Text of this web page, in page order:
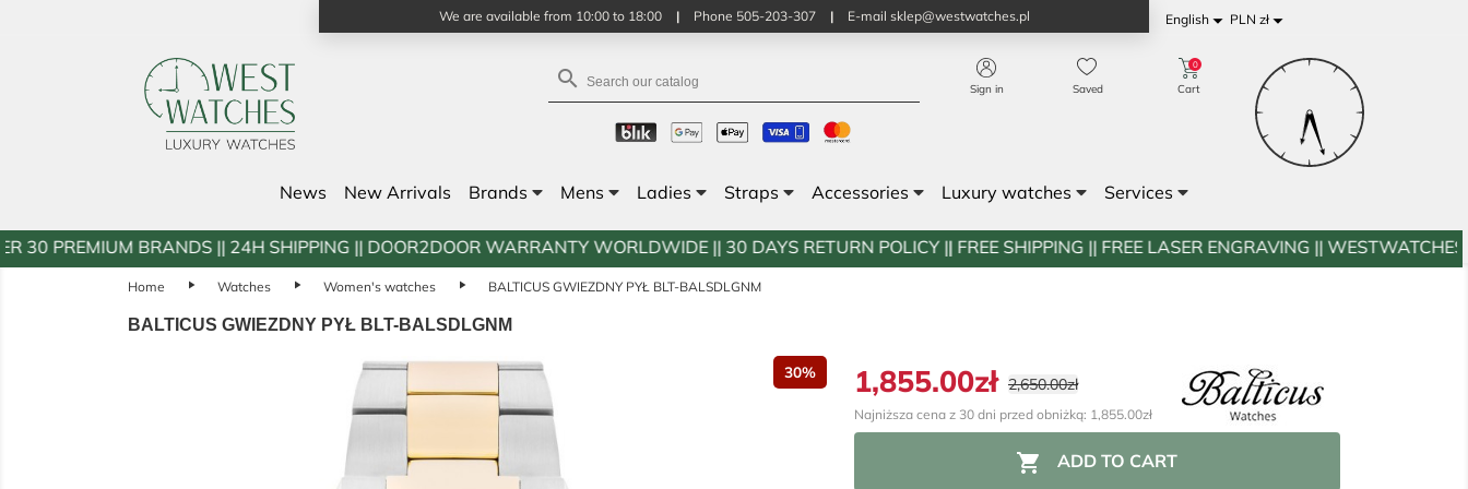
We are available from 10:00 to 18:00 | Phone 505-203-307 | E-mail sklep@westwatches.pl English PLN zł
 Sign in Saved
0
Cart
News New Arrivals Brands Mens Ladies Straps Accessories Luxury watches Services
|| 24H SHIPPING || DOOR2DOOR WARRANTY WORLDWIDE || 30 DAYS RETURN POLICY || FREE SHIPPING || FREE LASER ENGRAVING || WESTWATCHES.PL
Home play_arrow Watches play_arrow Women's watches play_arrow BALTICUS GWIEZDNY PYŁ BLT-BALSDLGNM
BALTICUS GWIEZDNY PYŁ BLT-BALSDLGNM
30% 1,855.00zł 2,650.00zł
Najniższa cena z 30 dni przed obniżką: 1,855.00zł
 ADD TO CART